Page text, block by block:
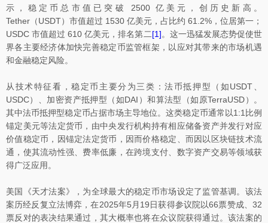
示，稳定币总市值已突破 2500 亿美元，创历史新高。
Tether（USDT）市值超过 1530 亿美元，占比约 61.2%，位居第一；
USDC 市值超过 610 亿美元，排名第二[1]。这一迅猛发展态势促使世
界各主要经济体加快完善稳定币监管框架，以应对其带来的市场机遇
和金融稳定风险。
从技术特征看，稳定币主要分为三类：法币抵押型（如USDT、
USDC）、加密资产抵押型（如DAI）和算法型（如原TerraUSD）。
其中法币抵押型稳定币占据市场主导地位。这类稳定币通常以1:1比例
锚定美元等法定货币，由中央发行机构持有相应储备资产并发行对应
价值稳定币，因锚定法定货币，因而价格稳定、而因以区块链技术流
通，使其流动性强、费率低廉，在跨境支付、数字资产交易等领域获
得广泛应用。
美国《天才法案》，为全球最大的稳定币市场设定了监管基调。该法
案历经反复立法博弈，在2025年5月19日获得参议院以66票赞成、32
票反对的表决结果通过，其大概率也将在众议院获得通过。该法案的